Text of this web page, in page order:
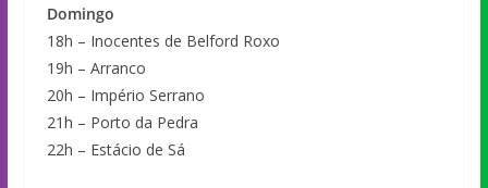
Domingo
18h – Inocentes de Belford Roxo
19h – Arranco
20h – Império Serrano
21h – Porto da Pedra
22h – Estácio de Sá